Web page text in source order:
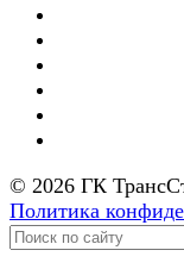
© 2026 ГК
Политика